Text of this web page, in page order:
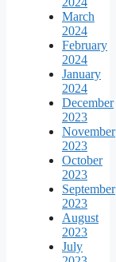
March
2024
February
2024
January
2024
December
2023
November
2023
October
2023
September
2023
August
2023
July